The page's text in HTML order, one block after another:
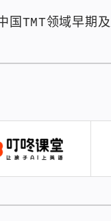
国TMT领域早期